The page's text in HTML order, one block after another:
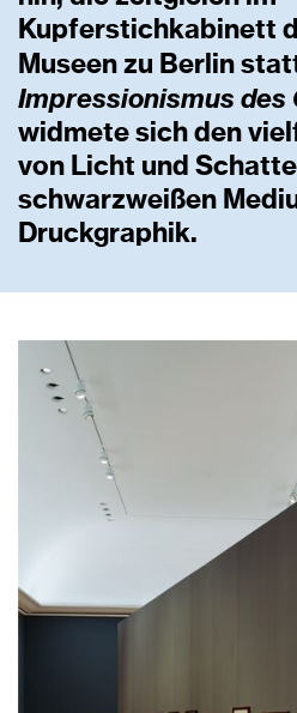
Kupferstichkabinett
Museen zu Berlin
Impressionismus des
widmete sich den
von Licht und
schwarzweißen
Druckgraphik.